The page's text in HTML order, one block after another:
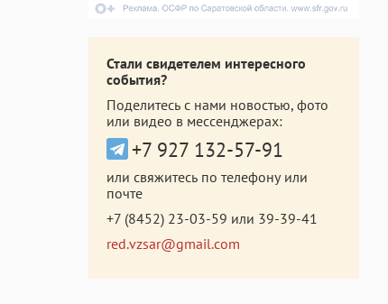
Стали свидетелем интересного
события?
Поделитесь с нами новостью, фото
или видео в мессенджерах:
+7 927 132-57-91
или свяжитесь по телефону или
почте
+7 (8452) 23-03-59 или 39-39-41
red.vzsar@gmail.com